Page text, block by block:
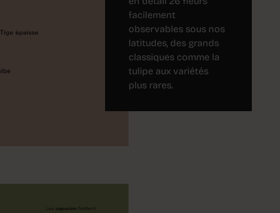
facilement
observables sous nos
latitudes, des grands
classiques comme la
tulipe aux variétés
plus rares.